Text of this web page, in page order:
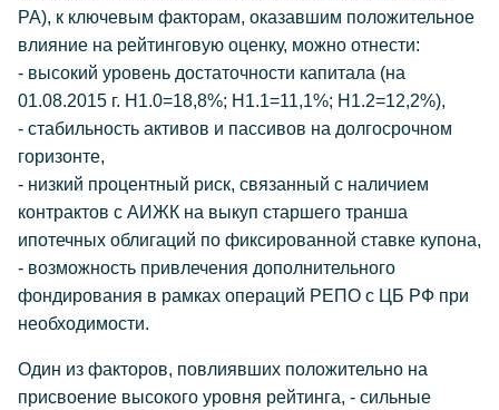
РА), к ключевым факторам, оказавшим положительное
влияние на рейтинговую оценку, можно отнести:
- высокий уровень достаточности капитала (на
01.08.2015 г. Н1.0=18,8%; Н1.1=11,1%; Н1.2=12,2%),
- стабильность активов и пассивов на долгосрочном
горизонте,
- низкий процентный риск, связанный с наличием
контрактов с АИЖК на выкуп старшего транша
ипотечных облигаций по фиксированной ставке купона,
- возможность привлечения дополнительного
фондирования в рамках операций РЕПО с ЦБ РФ при
необходимости.
Один из факторов, повлиявших положительно на
присвоение высокого уровня рейтинга, - сильные